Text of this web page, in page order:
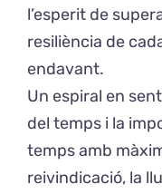
l’esperit de
resiliència de
endavant.
Un espiral en
del temps i la
temps amb
reivindicació, la